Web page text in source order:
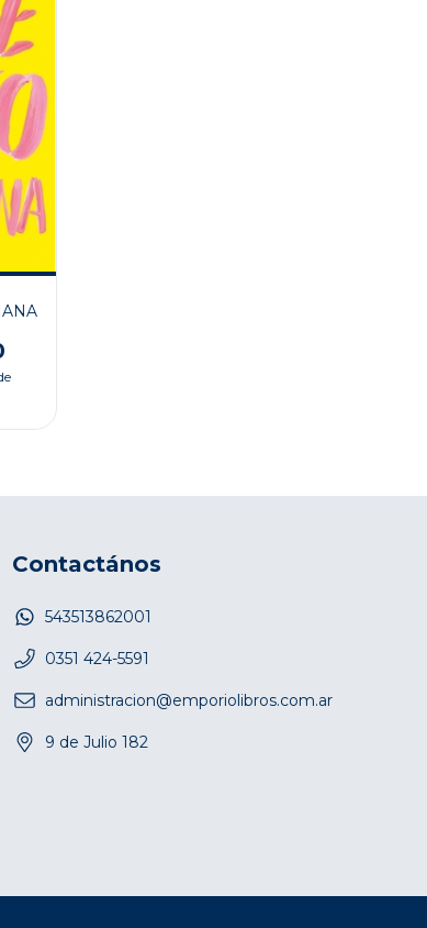
Contactános
543513862001
0351 424-5591
administracion@emporiolibros.com.ar
9 de Julio 182